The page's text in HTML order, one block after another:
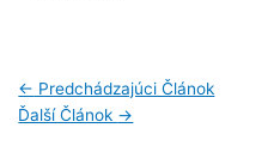
← Predchádzajúci Článok
Ďalší Článok →